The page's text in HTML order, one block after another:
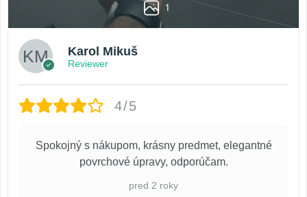
1
Karol Mikuš
Reviewer
4/5
Spokojný s nákupom, krásny predmet, elegantné
povrchové úpravy, odporúčam.
pred 2 roky